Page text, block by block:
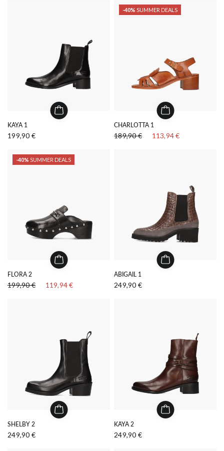
KAYA 1
199,90 €
-40% SUMMER DEALS
CHARLOTTA 1
189,90 € 113,94 €
-40% SUMMER DEALS
FLORA 2
199,90 € 119,94 €
ABIGAIL 1
249,90 €
SHELBY 2
249,90 €
KAYA 2
249,90 €